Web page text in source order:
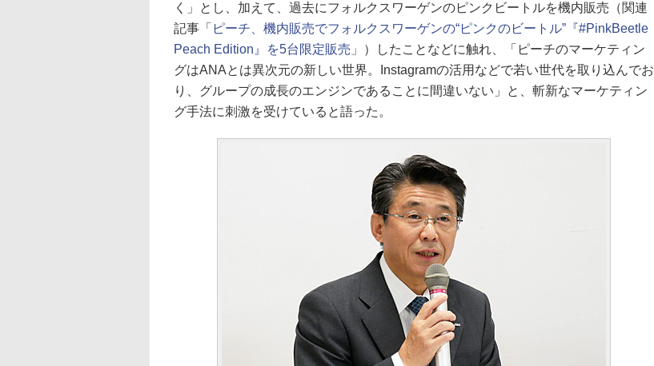
く」とし、加えて、過去にフォルクスワーゲンのピンクビートルを機内販売（関連
記事「 ピーチ、機内販売でフォルクスワーゲンの“ピンクのビートル”『#PinkBeetle
Peach Edition』を5台限定販売 」）したことなどに触れ、「ピーチのマーケティン
グはANAとは異次元の新しい世界。Instagramの活用などで若い世代を取り込んでお
り、グループの成長のエンジンであることに間違いない」と、斬新なマーケティン
グ手法に刺激を受けていると語った。